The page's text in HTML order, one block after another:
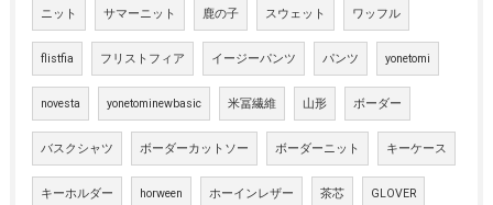
ニット サマーニット 鹿の子 スウェット ワッフル
flistfia フリストフィア イージーパンツ パンツ yonetomi
novesta yonetominewbasic 米冨繊維 山形 ボーダー
バスクシャツ ボーダーカットソー ボーダーニット キーケース
キーホルダー horween ホーインレザー 茶芯 GLOVER